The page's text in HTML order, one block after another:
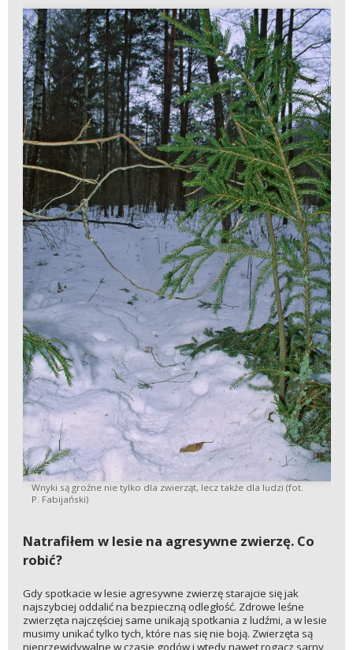
Wnyki są groźne nie tylko dla zwierząt, lecz także dla ludzi (fot.
P. Fabijański)
Natrafiłem w lesie na agresywne zwierzę. Co
robić?
Gdy spotkacie w lesie agresywne zwierzę starajcie się jak
najszybciej oddalić na bezpieczną odległość. Zdrowe leśne
zwierzęta najczęściej same unikają spotkania z ludźmi, a w lesie
musimy unikać tylko tych, które nas się nie boją. Zwierzęta są
nieprzewidywalne w czasie godów i wtedy nawet rogacz sarny